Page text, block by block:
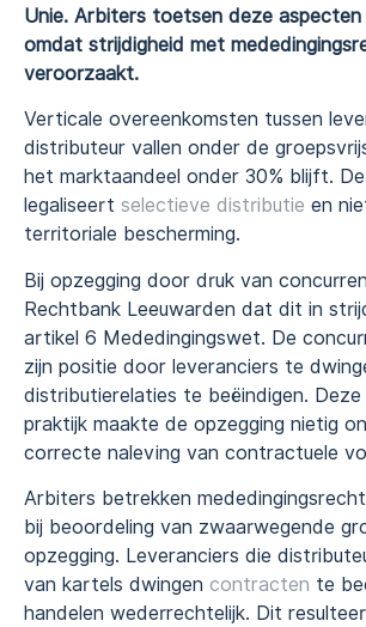
Unie. Arbiters toetsen deze
omdat strijdigheid met
veroorzaakt.
Verticale overeenkomsten tussen
distributeur vallen onder de
het marktaandeel onder 30% blijft.
legaliseert selectieve distributie en
territoriale bescherming.
Bij opzegging door druk van
Rechtbank Leeuwarden dat dit in
artikel 6 Mededingingswet. De
zijn positie door leveranciers te
distributierelaties te beëindigen.
praktijk maakte de opzegging nietig
correcte naleving van contractuele
Arbiters betrekken
bij beoordeling van zwaarwegende
opzegging. Leveranciers die
van kartels dwingen contracten te
handelen wederrechtelijk. Dit